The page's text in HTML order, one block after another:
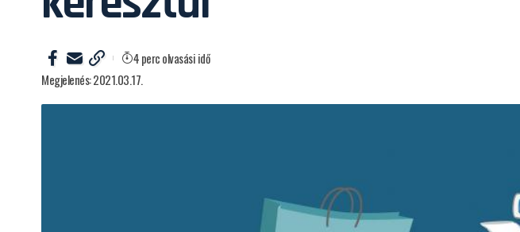
Megjelenés: 2021.03.17.
4 perc olvasási idő